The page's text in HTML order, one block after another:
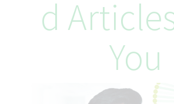
Klingt spannend?
Bewerben geht bei uns ganz einfach online
deinen Lebenslauf und deine Zeugnisse in
hoch. Wenn du noch irgendwelche offenen
dich gerne bei Matthias |
D
You